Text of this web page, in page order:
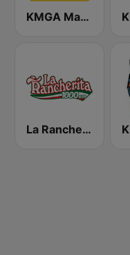
KMGA Magic 99.5 FM
La Rancherita 1000 AM